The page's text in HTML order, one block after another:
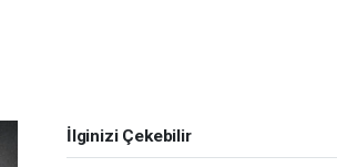
İlginizi Çekebilir